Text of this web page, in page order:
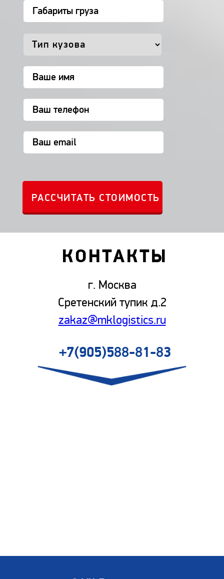
КОНТАКТЫ
г. Москва
Сретенский тупик д.2
zakaz@mklogistics.ru
+7(905)588-81-83